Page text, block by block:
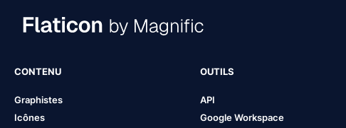
CONTENU
Graphistes
Icônes
OUTILS
API
Google Workspace